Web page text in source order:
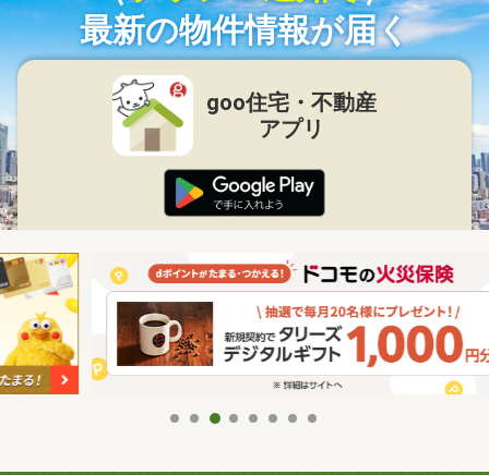
最新の物件情報が届く
goo住宅・不動産
アプリ